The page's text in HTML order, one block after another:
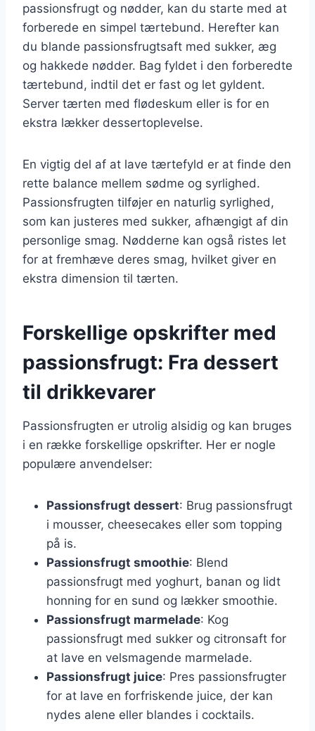
passionsfrugt og nødder, kan du starte med at
forberede en simpel tærtebund. Herefter kan
du blande passionsfrugtsaft med sukker, æg
og hakkede nødder. Bag fyldet i den forberedte
tærtebund, indtil det er fast og let gyldent.
Server tærten med flødeskum eller is for en
ekstra lækker dessertoplevelse.
En vigtig del af at lave tærtefyld er at finde den
rette balance mellem sødme og syrlighed.
Passionsfrugten tilføjer en naturlig syrlighed,
som kan justeres med sukker, afhængigt af din
personlige smag. Nødderne kan også ristes let
for at fremhæve deres smag, hvilket giver en
ekstra dimension til tærten.
Forskellige opskrifter med
passionsfrugt: Fra dessert
til drikkevarer
Passionsfrugten er utrolig alsidig og kan bruges
i en række forskellige opskrifter. Her er nogle
populære anvendelser:
Passionsfrugt dessert: Brug passionsfrugt
i mousser, cheesecakes eller som topping
på is.
Passionsfrugt smoothie: Blend
passionsfrugt med yoghurt, banan og lidt
honning for en sund og lækker smoothie.
Passionsfrugt marmelade: Kog
passionsfrugt med sukker og citronsaft for
at lave en velsmagende marmelade.
Passionsfrugt juice: Pres passionsfrugter
for at lave en forfriskende juice, der kan
nydes alene eller blandes i cocktails.